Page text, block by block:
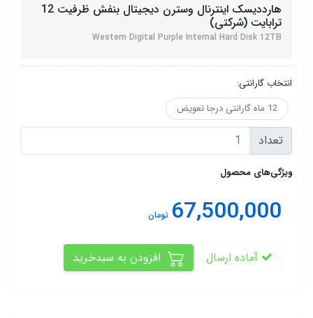
هارددیسک اینترنال وسترن دیجیتال بنفش ظرفیت 12
ترابایت (شرکتی)
Western Digital Purple Internal Hard Disk 12TB
انتخاب گارانتی:
12 ماه گارانتی درجا تعویض
تعداد
ویژگی‌های محصول
67,500,000 تومان
آماده ارسال